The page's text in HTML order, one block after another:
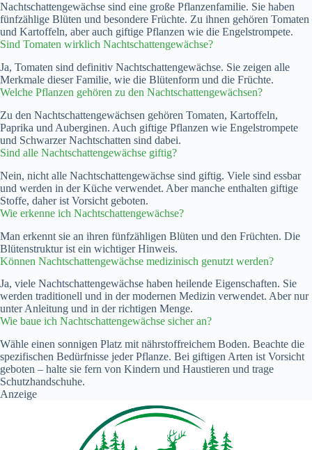
Nachtschattengewächse sind eine große Pflanzenfamilie. Sie haben
fünfzählige Blüten und besondere Früchte. Zu ihnen gehören Tomaten
und Kartoffeln, aber auch giftige Pflanzen wie die Engelstrompete.
Sind Tomaten wirklich Nachtschattengewächse?
Ja, Tomaten sind definitiv Nachtschattengewächse. Sie zeigen alle
Merkmale dieser Familie, wie die Blütenform und die Früchte.
Welche Pflanzen gehören zu den Nachtschattengewächsen?
Zu den Nachtschattengewächsen gehören Tomaten, Kartoffeln,
Paprika und Auberginen. Auch giftige Pflanzen wie Engelstrompete
und Schwarzer Nachtschatten sind dabei.
Sind alle Nachtschattengewächse giftig?
Nein, nicht alle Nachtschattengewächse sind giftig. Viele sind essbar
und werden in der Küche verwendet. Aber manche enthalten giftige
Stoffe, daher ist Vorsicht geboten.
Wie erkenne ich Nachtschattengewächse?
Man erkennt sie an ihren fünfzähligen Blüten und den Früchten. Die
Blütenstruktur ist ein wichtiger Hinweis.
Können Nachtschattengewächse medizinisch genutzt werden?
Ja, viele Nachtschattengewächse haben heilende Eigenschaften. Sie
werden traditionell und in der modernen Medizin verwendet. Aber nur
unter Anleitung und in der richtigen Menge.
Wie baue ich Nachtschattengewächse sicher an?
Wähle einen sonnigen Platz mit nährstoffreichem Boden. Beachte die
spezifischen Bedürfnisse jeder Pflanze. Bei giftigen Arten ist Vorsicht
geboten – halte sie fern von Kindern und Haustieren und trage
Schutzhandschuhe.
Anzeige